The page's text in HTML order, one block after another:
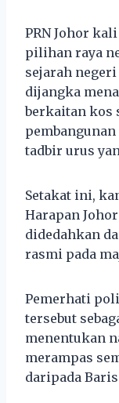
PRN Johor
pilihan raya
sejarah
dijangka
berkaitan kos
tadbir urus
Setakat ini,
Harapan
didedahkan
rasmi pada
Pemerhati
tersebut
menentukan
merampas
daripada